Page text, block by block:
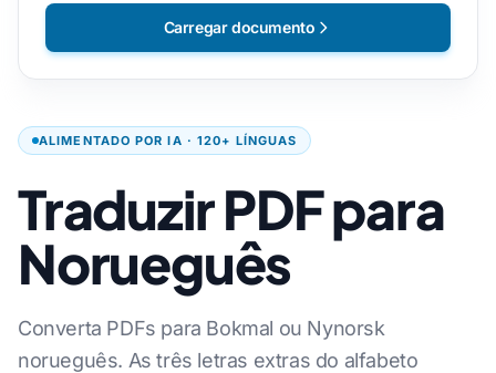
ALIMENTADO POR IA · 120+ LÍNGUAS
Traduzir PDF para
Norueguês
Converta PDFs para Bokmal ou Nynorsk
norueguês. As três letras extras do alfabeto
Carregar documento